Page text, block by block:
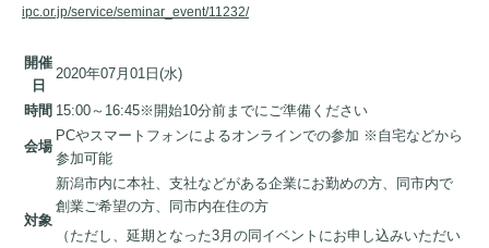
ipc.or.jp/service/seminar_event/11232/
開催
日
2020年07月01日(水)
時間 15:00～16:45※開始10分前までにご準備ください
会場
PCやスマートフォンによるオンラインでの参加 ※自宅などから
参加可能
対象
新潟市内に本社、支社などがある企業にお勤めの方、同市内で
創業ご希望の方、同市内在住の方
（ただし、延期となった3月の同イベントにお申し込みいただい